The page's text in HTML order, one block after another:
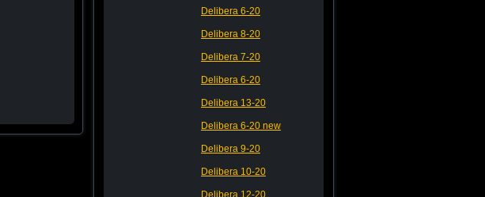
Delibera 6-20
Delibera 8-20
Delibera 7-20
Delibera 6-20
Delibera 13-20
Delibera 6-20 new
Delibera 9-20
Delibera 10-20
Delibera 12-20